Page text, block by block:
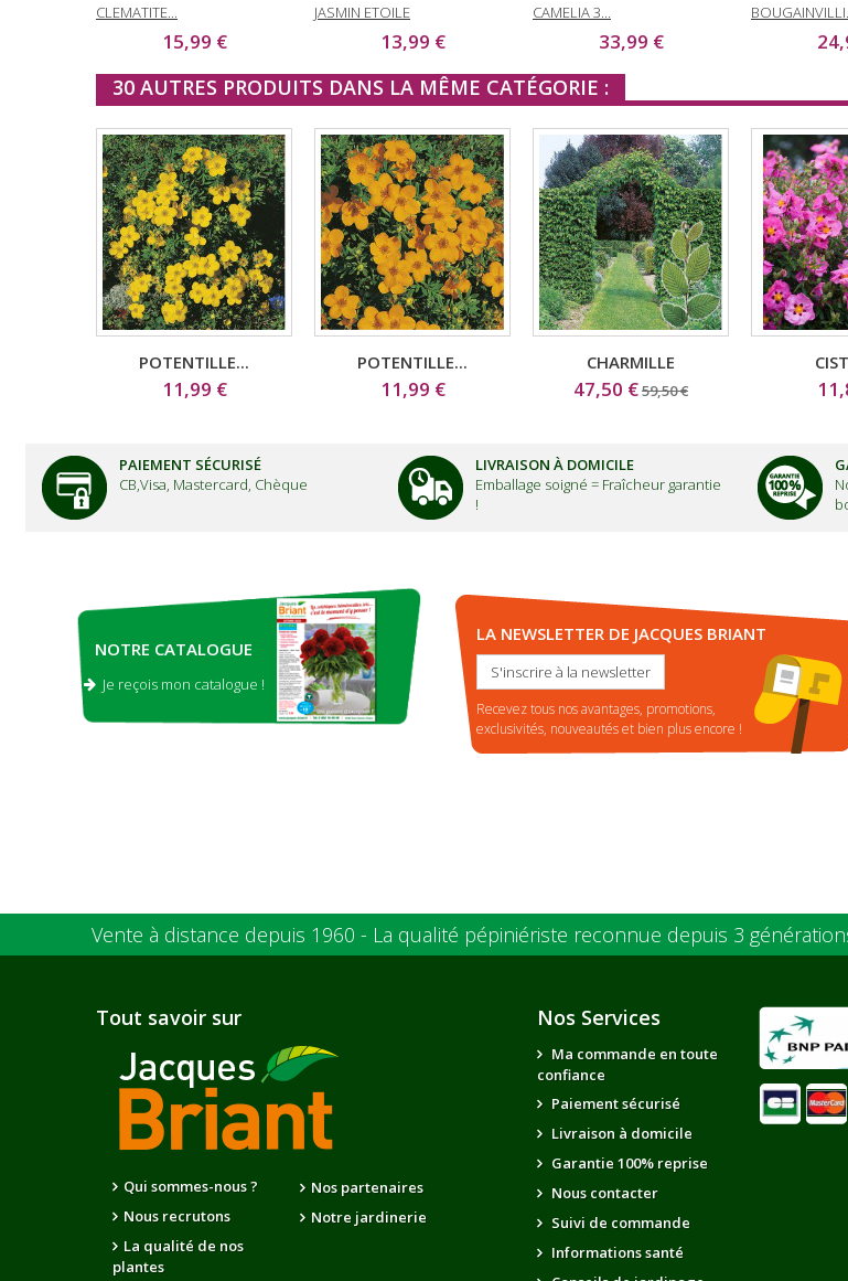
CLEMATITE...
15,99 €
JASMIN ETOILE
13,99 €
CAMELIA 3...
33,99 €
30 AUTRES PRODUITS DANS LA MÊME CATÉGORIE :
POTENTILLE...
11,99 €
POTENTILLE...
11,99 €
CHARMILLE
47,50 €59,50 €
PAIEMENT SÉCURISÉ
CB,Visa, Mastercard, Chèque
LIVRAISON À DOMICILE
Emballage soigné = Fraîcheur garantie
!
NOTRE CATALOGUE
Je reçois mon catalogue !
LA NEWSLETTER DE JACQUES BRIANT
S'inscrire à la newsletter
Recevez tous nos avantages, promotions,
exclusivités, nouveautés et bien plus encore !
Vente à distance depuis 1960 - La qualité pépiniériste reconnue depuis 3
Tout savoir sur
Qui sommes-nous ?
Nous recrutons
La qualité de nos
plantes
Nos partenaires
Notre jardinerie
Nos Services
Ma commande en toute
confiance
Paiement sécurisé
Livraison à domicile
Garantie 100% reprise
Nous contacter
Suivi de commande
Informations santé